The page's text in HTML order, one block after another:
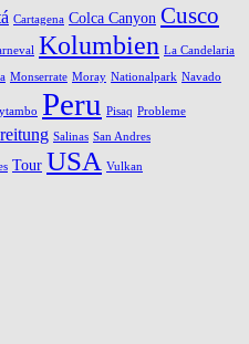
Cartagena Colca Canyon Cusco
Kolumbien La Candelaria
Monserrate Moray Nationalpark Navado
Peru Pisaq Probleme
Salinas San Andres
Tour USA Vulkan